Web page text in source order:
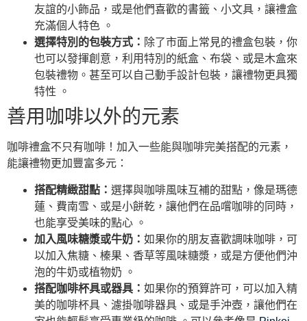
友誼的小飾品，或是他們喜歡的書籤、小文具，讓禮盒
充滿個人特色 。
選擇特別的包裝方式： 除了市面上常見的禮盒包裝，你
也可以發揮創意，利用特別的紙盒、布袋、或是木盒來
包裝禮物。甚至可以自己動手設計包裝，讓禮物更具獨
特性 。
善用咖啡以外的元素
咖啡禮盒不只有咖啡！加入一些能與咖啡完美搭配的元素，
能讓禮物更加豐富多元：
搭配精緻甜點： 選擇與咖啡風味互補的甜點，像是瑪德
蓮、費南雪、或是小餅乾，讓他們在品嚐咖啡的同時，
也能享受美味的點心 。
加入風味糖漿或牛奶： 如果你的朋友喜歡調味咖啡，可
以加入焦糖、榛果、香草等風味糖漿，或是方便他們沖
泡的牛奶或植物奶 。
搭配咖啡杯具或器具： 如果你的預算許可，可以加入精
美的咖啡杯具、濾掛咖啡器具、或是手沖壺，讓他們在